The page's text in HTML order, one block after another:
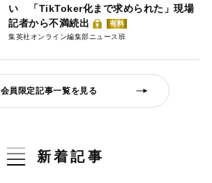
い 「TikToker化まで求められた」現場
記者から不満続出
有料
集英社オンライン編集部ニュース班
会員限定記事一覧を見る
新着記事